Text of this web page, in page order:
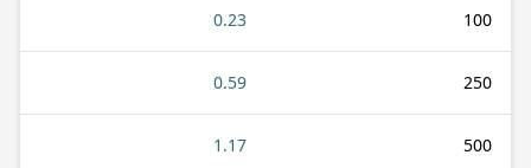
100
0.23
250
0.59
500
1.17